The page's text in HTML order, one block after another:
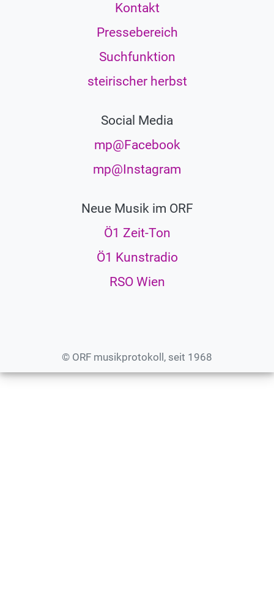
Kontakt
Pressebereich
Suchfunktion
steirischer herbst
Social Media
mp@Facebook
mp@Instagram
Neue Musik im ORF
Ö1 Zeit-Ton
Ö1 Kunstradio
RSO Wien
© ORF musikprotokoll, seit 1968